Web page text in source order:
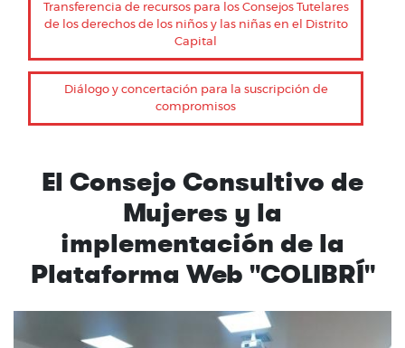
El Consejo Consultivo de
Mujeres y la
implementación de la
Plataforma Web "COLIBRÍ"
Transferencia de recursos para los Consejos Tutelares
de los derechos de los niños y las niñas en el Distrito
Capital
Diálogo y concertación para la suscripción de
compromisos